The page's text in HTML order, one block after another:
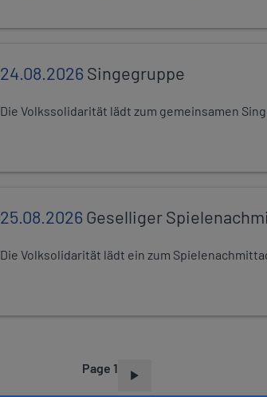
24.08.2026Singegruppe
Die Volkssolidarität lädt zum gemeinsamen
25.08.2026Geselliger
Die Volksolidarität lädt ein zum
Page 1